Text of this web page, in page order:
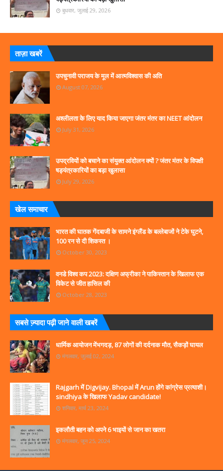
बुधवार, जुलाई 29, 2026
ताज़ा खबरें
उपचुनावी पराजय के मूल में आत्मविश्वास की अति
August 07, 2026
अश्लीलता के लिए याद किया जाएगा जंतर मंतर का NEET आंदोलन
July 31, 2026
उपद्रवियों को बचाने का संयुक्त आंदोलन क्यों ? जंतर मंतर के विपक्षी
षड्यंत्रकारियों का बड़ा खुलासा
July 29, 2026
खेल समाचार
भारत की घातक गेंदबाजी के सामने इंग्लैंड के बल्लेबाजों ने टेके घुटने,
100 रन से दी शिकस्त ।
October 30, 2023
वनडे विश्व कप 2023: दक्षिण अफ्रीका ने पाकिस्तान के खिलाफ एक
विकेट से जीत हासिल की
October 28, 2023
सबसे ज्‍़यादा पढ़ी जाने वाली खबरें
धार्मिक आयोजन मेंभगदड़, 87 लोगों की दर्दनाक मौत, सैकड़ों घायल
मंगलवार, जुलाई 02, 2024
Rajgarh में Digvijay. Bhopal में Arun होंगे कांग्रेस प्रत्याशी।
sindhiya के खिलाफ Yadav candidate!
शनिवार, मार्च 23, 2024
इकलौती बहन को अपने 6 भाइयों से जान का खतरा
मंगलवार, जून 25, 2024